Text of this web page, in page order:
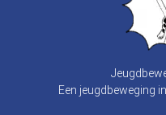
Een jeugdbeweging